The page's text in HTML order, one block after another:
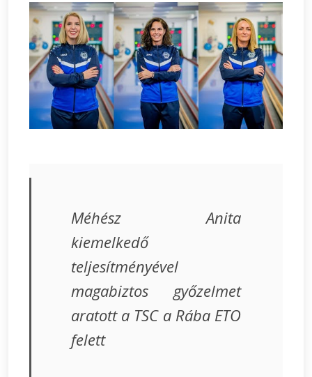
Méhész Anita
kiemelkedő
teljesítményével
magabiztos győzelmet
aratott a TSC a Rába ETO
felett